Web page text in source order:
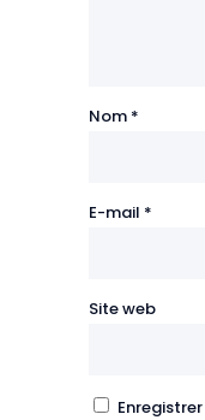
Nom *
E-mail *
Site web